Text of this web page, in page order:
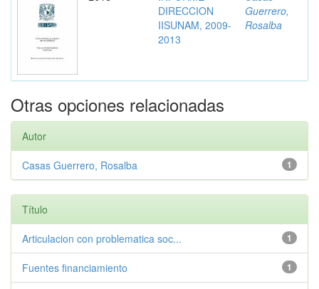
DIRECCION
IISUNAM, 2009-
2013
Guerrero,
Rosalba
Otras opciones relacionadas
Autor
1
Casas Guerrero, Rosalba
Título
1
Articulacion con problematica soc...
1
Fuentes financiamiento